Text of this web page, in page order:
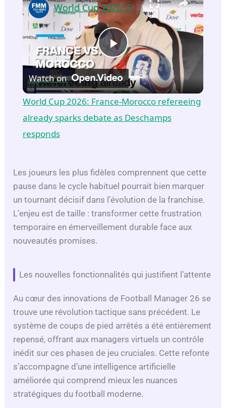
P
l
a
V
i
e
o
World Cup 2026: France-Morocco refereeing already sparks debate as Deschamps responds
Watch on
World Cup 2026: France-Morocco refereeing
already sparks debate as Deschamps
responds
Les joueurs les plus fidèles comprennent que cette
pause dans le cycle habituel pourrait bien marquer
un tournant décisif dans l’évolution de la franchise.
L’enjeu est de taille : transformer cette frustration
temporaire en émerveillement durable face aux
nouveautés promises.
Les nouvelles fonctionnalités qui justifient l’attente
Au cœur des innovations de Football Manager 26 se
trouve une révolution tactique sans précédent. Le
système de coups de pied arrêtés a été entièrement
repensé, offrant aux managers virtuels un contrôle
inédit sur ces phases de jeu cruciales. Cette refonte
s’accompagne d’une intelligence artificielle
améliorée qui comprend mieux les nuances
stratégiques du football moderne.